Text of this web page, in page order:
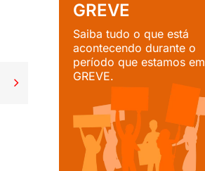

GREVE
Saiba tudo o que está
acontecendo durante o
período que estamos em
GREVE.